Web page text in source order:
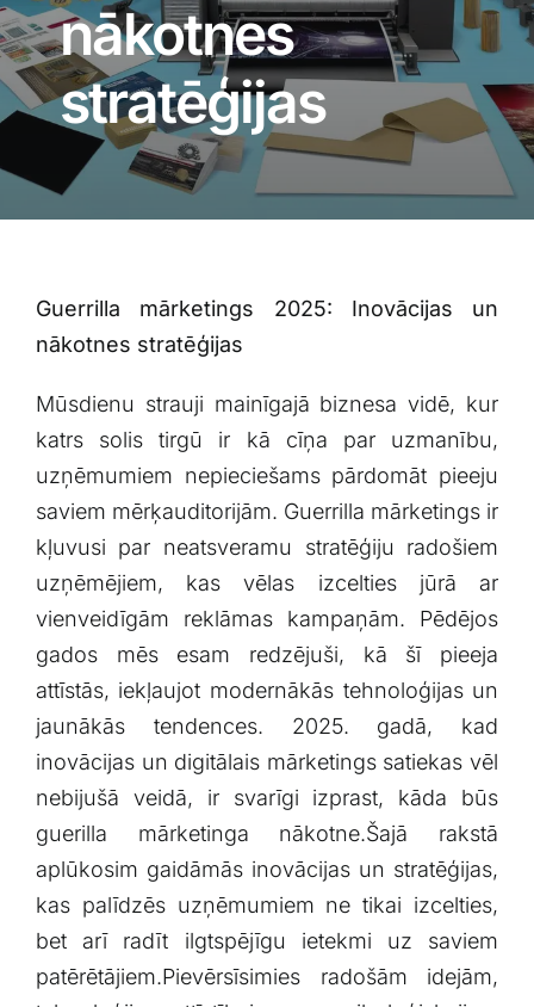
Blogs
Attēlu galerija
Video galerija
Vakances
BUJ
Kontakti
Klientu portāls
nākotnes
stratēģijas
Guerrilla mārketings ⁢2025: Inovācijas un
nākotnes stratēģijas
Mūsdienu strauji​ mainīgajā⁤ biznesa vidē, ‍kur
katrs solis tirgū ir kā cīņa ‍par uzmanību,
uzņēmumiem⁢ nepieciešams pārdomāt‌ pieeju
saviem mērķauditorijām. Guerrilla mārketings ir
kļuvusi‌ par neatsveramu stratēģiju radošiem
uzņēmējiem, kas vēlas ​izcelties jūrā ar‍
vienveidīgām reklāmas kampaņām.‌ Pēdējos​
gados​ mēs esam redzējuši, kā šī pieeja
attīstās, iekļaujot⁤ modernākās⁣ tehnoloģijas​ un
jaunākās tendences. 2025. gadā, kad
inovācijas un digitālais mārketings satiekas ‍vēl
⁣nebijušā⁢ veidā, ir svarīgi izprast, kāda būs
guerilla mārketinga nākotne.Šajā rakstā
aplūkosim gaidāmās inovācijas un‌ stratēģijas,
kas palīdzēs⁢ uzņēmumiem ne tikai izcelties,
bet‌ arī‍ radīt ilgtspējīgu ietekmi uz saviem⁤
patērētājiem.Pievērsīsimies radošām⁢ idejām,